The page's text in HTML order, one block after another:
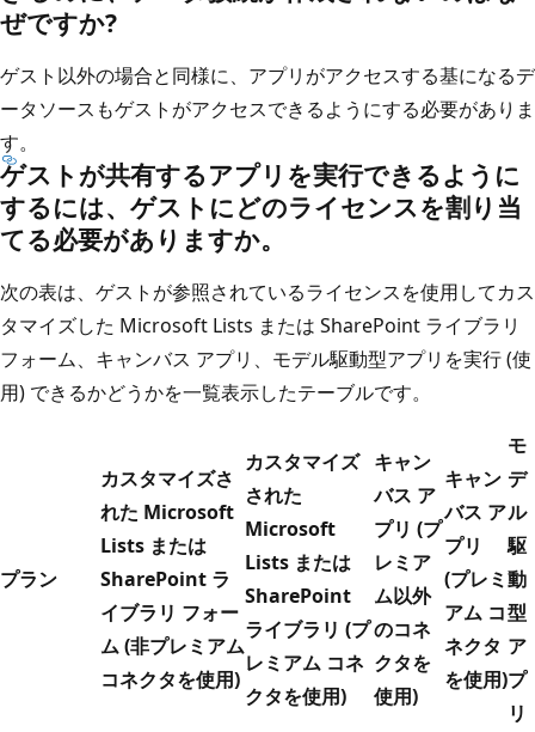
ぜですか?
ゲスト以外の場合と同様に、アプリがアクセスする基になるデ
ータソースもゲストがアクセスできるようにする必要がありま
す。
ゲストが共有するアプリを実行できるように
するには、ゲストにどのライセンスを割り当
てる必要がありますか。
次の表は、ゲストが参照されているライセンスを使用してカス
タマイズした Microsoft Lists または SharePoint ライブラリ
フォーム、キャンバス アプリ、モデル駆動型アプリを実行 (使
用) できるかどうかを一覧表示したテーブルです。
プラン
カスタマイズさ
れた Microsoft
Lists または
SharePoint ラ
イブラリ フォー
ム (非プレミアム
コネクタを使用)
カスタマイズ
された
Microsoft
Lists または
SharePoint
ライブラリ (プ
レミアム コネ
クタを使用)
キャン
バス ア
プリ (プ
レミア
ム以外
のコネ
クタを
使用)
キャン
バス ア
プリ
(プレミ
アム コ
ネクタ
を使用)
モ
デ
ル
駆
動
型
ア
プ
リ